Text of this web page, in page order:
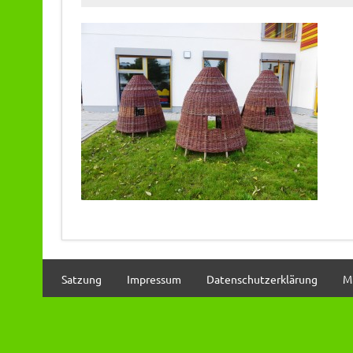
Satzung Impressum Datenschutzerklärung